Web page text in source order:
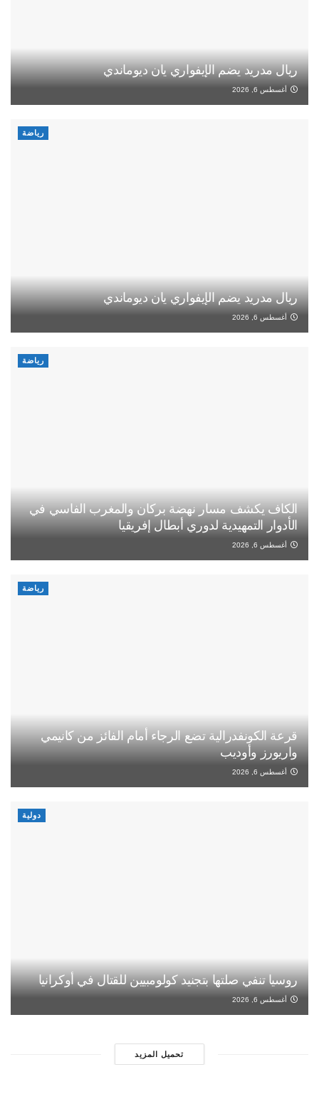
ريال مدريد يضم الإيفواري يان ديوماندي
أغسطس 6, 2026
رياضة
ريال مدريد يضم الإيفواري يان ديوماندي
أغسطس 6, 2026
رياضة
الكاف يكشف مسار نهضة بركان والمغرب الفاسي في
الأدوار التمهيدية لدوري أبطال إفريقيا
أغسطس 6, 2026
رياضة
قرعة الكونفدرالية تضع الرجاء أمام الفائز من كانيمي
واريورز وأوديب
أغسطس 6, 2026
دولية
روسيا تنفي صلتها بتجنيد كولومبيين للقتال في أوكرانيا
أغسطس 6, 2026
تحميل المزيد